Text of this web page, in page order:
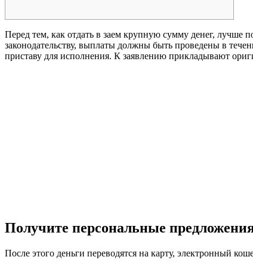
Перед тем, как отдать в заем крупную сумму денег, лучше
законодательству, выплаты должны быть проведены в
приставу для исполнения. К заявлению прикладывают
Получите персональные
После этого деньги переводятся на карту, электронный